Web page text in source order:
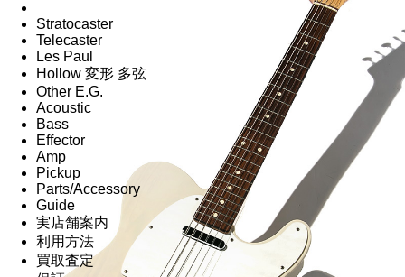
Stratocaster
Telecaster
Les Paul
Hollow 変形 多弦
Other E.G.
Acoustic
Bass
Effector
Amp
Pickup
Parts/Accessory
Guide
実店舗案内
利用方法
買取査定